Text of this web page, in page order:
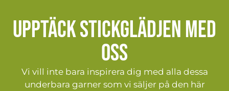
Upptäck stickglädjen med
oss
Vi vill inte bara inspirera dig med alla dessa
underbara garner som vi säljer på den här